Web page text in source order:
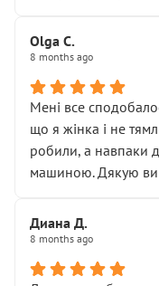
Стосовно
Olga С.
8 months ago
Мені все
що я жінка і не
робили, а навпаки
машиною. Дякую ви
Диана Д.
8 months ago